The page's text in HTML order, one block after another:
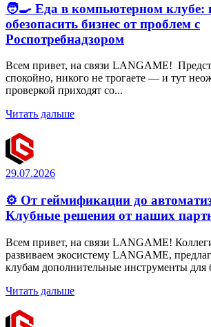
🧑‍🍳 Еда в компьютерном клубе:
обезопасить бизнес от проблем с
Роспотребнадзором
Всем привет, на связи LANGAME!
спокойно, никого не трогаете — и тут
проверкой приходят со...
Читать дальше
29.07.2026
⚙️ От геймификации до
Клубные решения от наших
Всем привет, на связи LANGAME!
развиваем экосистему LANGAME,
клубам дополнительные инструменты для
Читать дальше